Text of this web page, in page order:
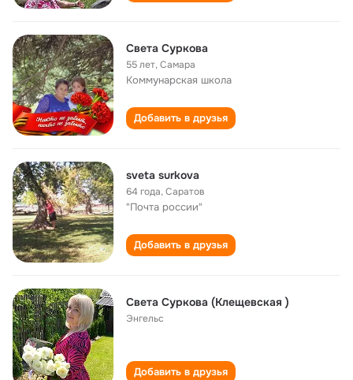
Света Суркова
55 лет,Самара
Коммунарская школа
Добавить в друзья
sveta surkova
64 года,Саратов
"Почта россии"
Добавить в друзья
Света Суркова (Клещевская )
Энгельс
Добавить в друзья